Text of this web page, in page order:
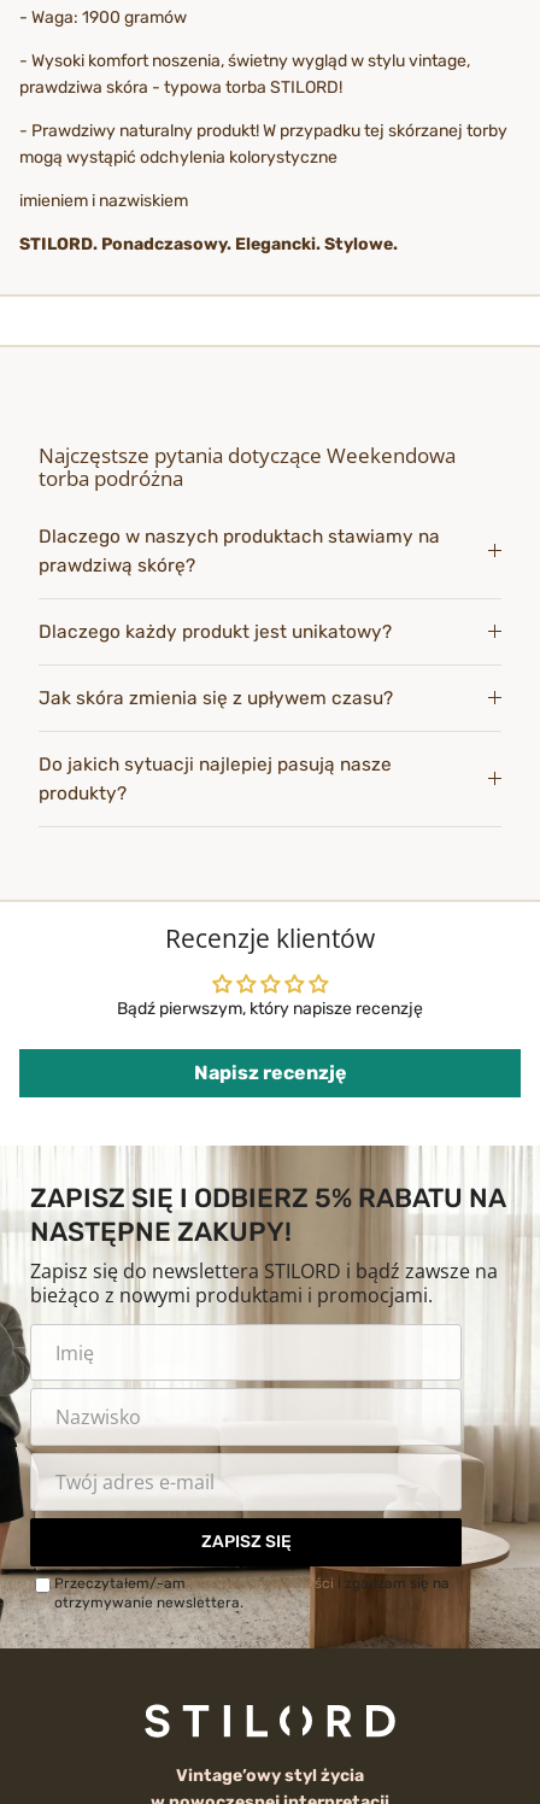
- Waga: 1900 gramów
- Wysoki komfort noszenia, świetny wygląd w stylu vintage,
prawdziwa skóra - typowa torba STILORD!
- Prawdziwy naturalny produkt! W przypadku tej skórzanej torby
mogą wystąpić odchylenia kolorystyczne
imieniem i nazwiskiem
STILORD. Ponadczasowy. Elegancki. Stylowe.
Najczęstsze pytania dotyczące Weekendowa
torba podróżna
Dlaczego w naszych produktach stawiamy na
prawdziwą skórę?
Dlaczego każdy produkt jest unikatowy?
Jak skóra zmienia się z upływem czasu?
Do jakich sytuacji najlepiej pasują nasze
produkty?
Recenzje klientów
Bądź pierwszym, który napisze recenzję
Napisz recenzję
ZAPISZ SIĘ I ODBIERZ 5% RABATU NA
NASTĘPNE ZAKUPY!
Zapisz się do newslettera STILORD i bądź zawsze na
bieżąco z nowymi produktami i promocjami.
ZAPISZ SIĘ
Przeczytałem/-amPolitykę prywatności i zgadzam się na
otrzymywanie newslettera.
Vintage’owy styl życia